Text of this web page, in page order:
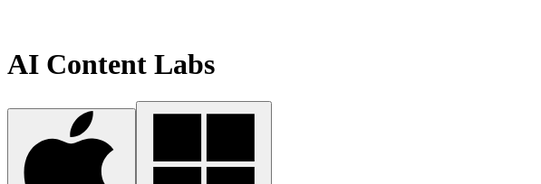
AI Content Labs